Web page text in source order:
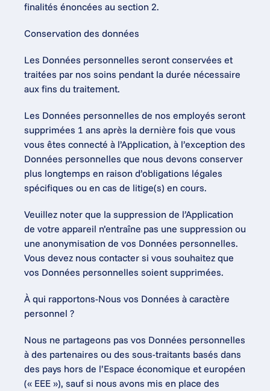
finalités énoncées au section 2.
Conservation des données
Les Données personnelles seront conservées et
traitées par nos soins pendant la durée nécessaire
aux fins du traitement.
Les Données personnelles de nos employés seront
supprimées 1 ans après la dernière fois que vous
vous êtes connecté à l’Application, à l’exception des
Données personnelles que nous devons conserver
plus longtemps en raison d’obligations légales
spécifiques ou en cas de litige(s) en cours.
Veuillez noter que la suppression de l’Application
de votre appareil n’entraîne pas une suppression ou
une anonymisation de vos Données personnelles.
Vous devez nous contacter si vous souhaitez que
vos Données personnelles soient supprimées.
À qui rapportons-Nous vos Données à caractère
personnel ?
Nous ne partageons pas vos Données personnelles
à des partenaires ou des sous-traitants basés dans
des pays hors de l’Espace économique et européen
(« EEE »), sauf si nous avons mis en place des